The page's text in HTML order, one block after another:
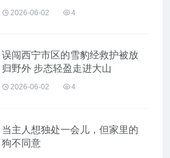
2026-06-02 4
误闯西宁市区的雪豹经救护被放
归野外 步态轻盈走进大山
2026-06-02 4
当主人想独处一会儿，但家里的
狗不同意